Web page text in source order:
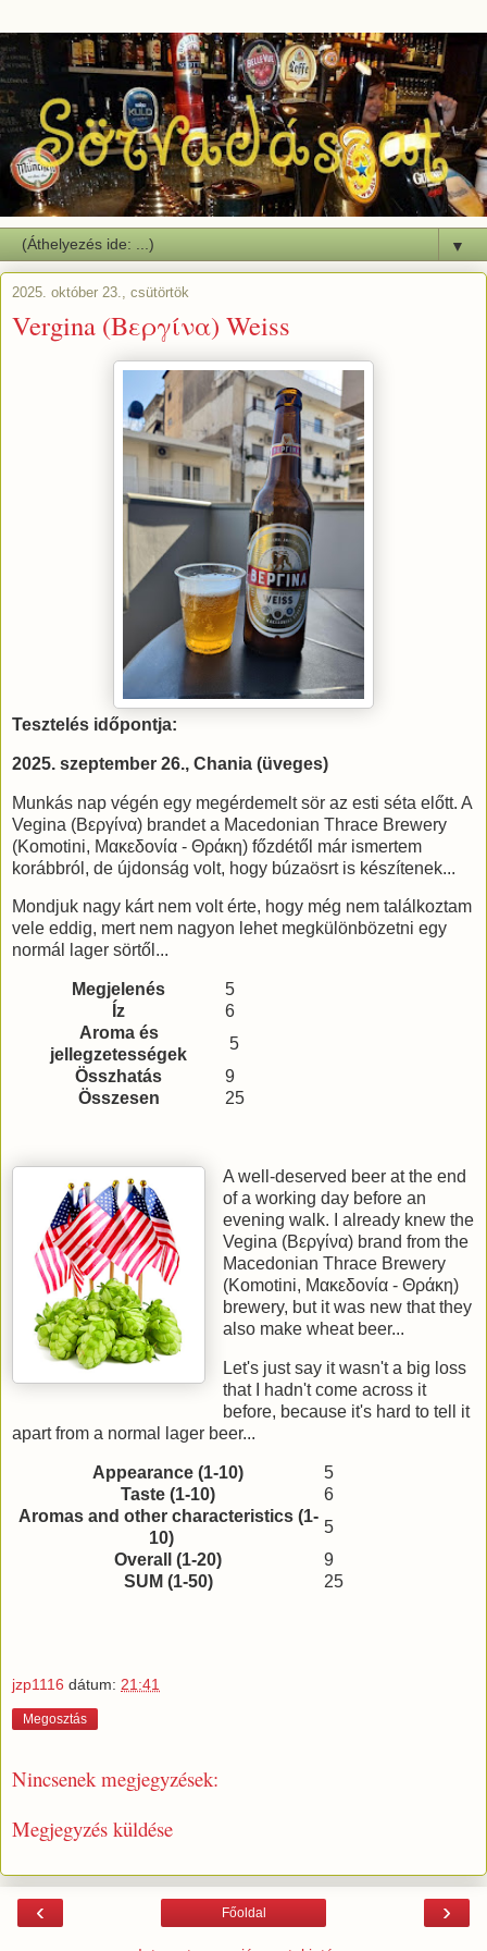
▼
2025. október 23., csütörtök
Vergina (Βεργίνα) Weiss
Tesztelés időpontja:
2025. szeptember 26., Chania (üveges)
Munkás nap végén egy megérdemelt sör az esti séta előtt. A
Vegina (Βεργίνα) brandet a Macedonian Thrace Brewery
(Komotini, Μακεδονία - Θράκη) főzdétől már ismertem
korábbról, de újdonság volt, hogy búzaösrt is készítenek...
Mondjuk nagy kárt nem volt érte, hogy még nem találkoztam
vele eddig, mert nem nagyon lehet megkülönbözetni egy
normál lager sörtől...
Megjelenés
5
Íz
6
Aroma és
jellegzetességek
5
Összhatás
9
Összesen
25
A well-deserved beer at the end
of a working day before an
evening walk. I already knew the
Vegina (Βεργίνα) brand from the
Macedonian Thrace Brewery
(Komotini, Μακεδονία - Θράκη)
brewery, but it was new that they
also make wheat beer...
Let's just say it wasn't a big loss
that I hadn't come across it
before, because it's hard to tell it
apart from a normal lager beer...
Appearance (1-10)
5
Taste (1-10)
6
Aromas and other characteristics (1-
10)
5
Overall (1-20)
9
SUM (1-50)
25
jzp1116 dátum: 21:41
Megosztás
Nincsenek megjegyzések:
Megjegyzés küldése
‹ ›
Főoldal